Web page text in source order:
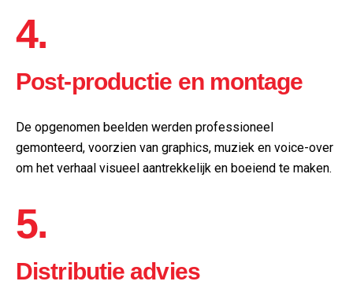
4.
Post-productie en montage
De opgenomen beelden werden professioneel
gemonteerd, voorzien van graphics, muziek en voice-over
om het verhaal visueel aantrekkelijk en boeiend te maken.
5.
Distributie advies